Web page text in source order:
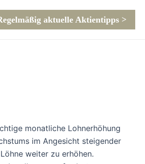
aktuelle Aktientipps >
monatliche Lohnerhöhung
im Angesicht steigender
weiter zu erhöhen.